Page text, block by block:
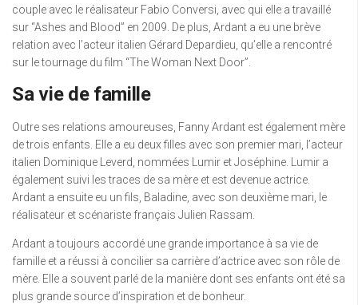
couple avec le réalisateur Fabio Conversi, avec qui elle a travaillé
sur “Ashes and Blood” en 2009. De plus, Ardant a eu une brève
relation avec l’acteur italien Gérard Depardieu, qu’elle a rencontré
sur le tournage du film “The Woman Next Door”.
Sa vie de famille
Outre ses relations amoureuses, Fanny Ardant est également mère
de trois enfants. Elle a eu deux filles avec son premier mari, l’acteur
italien Dominique Leverd, nommées Lumir et Joséphine. Lumir a
également suivi les traces de sa mère et est devenue actrice.
Ardant a ensuite eu un fils, Baladine, avec son deuxième mari, le
réalisateur et scénariste français Julien Rassam.
Ardant a toujours accordé une grande importance à sa vie de
famille et a réussi à concilier sa carrière d’actrice avec son rôle de
mère. Elle a souvent parlé de la manière dont ses enfants ont été sa
plus grande source d’inspiration et de bonheur.